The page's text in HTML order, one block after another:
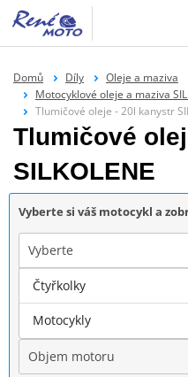
Domů Díly
Oleje a maziva
Motocyklové oleje a maziva
Tlumičové oleje - 20l kanystr
Tlumičové
SILKOLENE
Vyberte si váš motocykl a
Vyberte
Značka
Objem motoru
Čtyřkolky
Motocykly